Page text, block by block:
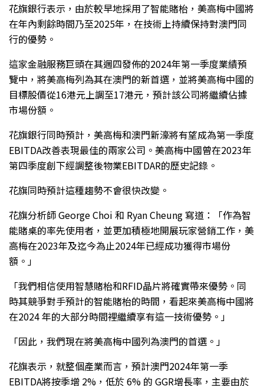
花旗銀行表示，由於較早地採用了智能賭枱，美高梅中國將
在年內剩餘時間乃至2025年，在技術上持續保持對澳門同
行的優勢。
這家金融服務巨頭在其週四發佈的2024年第一季度業績預
覽中，將美高梅列為其在澳門的新首選，並將美高梅中國的
目標股價從16港元上調至17港元，預計該公司將繼續佔據
市場份額。
花旗銀行同時預計，美高梅和澳門新濠將有望成為第一季度
EBITDA改善表現最佳的兩家公司。美高梅中國曾在2023年
第四季度創下經調整後物業EBITDAR的歷史記錄。
花旗同時預計這種趨勢不會很快改變。
花旗分析師 George Choi 和 Ryan Cheung 寫道：「作為智
能賭桌的率先使用者，並更加積極地開展玩家營銷工作，美
高梅在2023年及迄今為止2024年已經成功獲得市場份
額。」
「我們相信使用智慧賭枱和RFID晶片將確實帶來優勢。同
時其競爭對手預計的智能賭枱的時間，看起來美高梅中國將
在2024 年的大部分時間裡繼續享有這一技術優勢。」
「因此，我們現在將美高梅中國列為澳門的首選。」
花旗表示，就整個產業而言，預計澳門2024年第一季
EBITDA將按季增 2%，低於 6% 的 GGR增長率，主要由於